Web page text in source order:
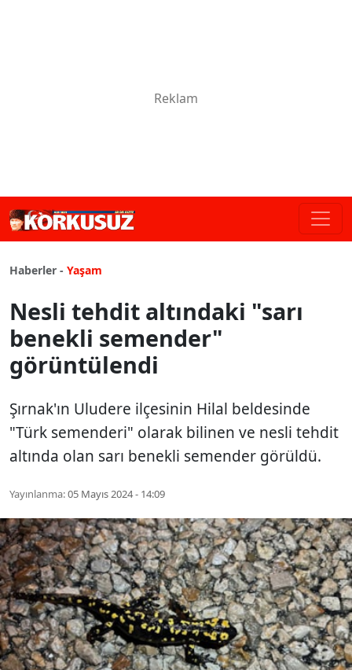
Haberler - Yaşam
Nesli tehdit altındaki "sarı
benekli semender"
görüntülendi
Şırnak'ın Uludere ilçesinin Hilal beldesinde
"Türk semenderi" olarak bilinen ve nesli tehdit
altında olan sarı benekli semender görüldü.
Yayınlanma:05 Mayıs 2024 - 14:09